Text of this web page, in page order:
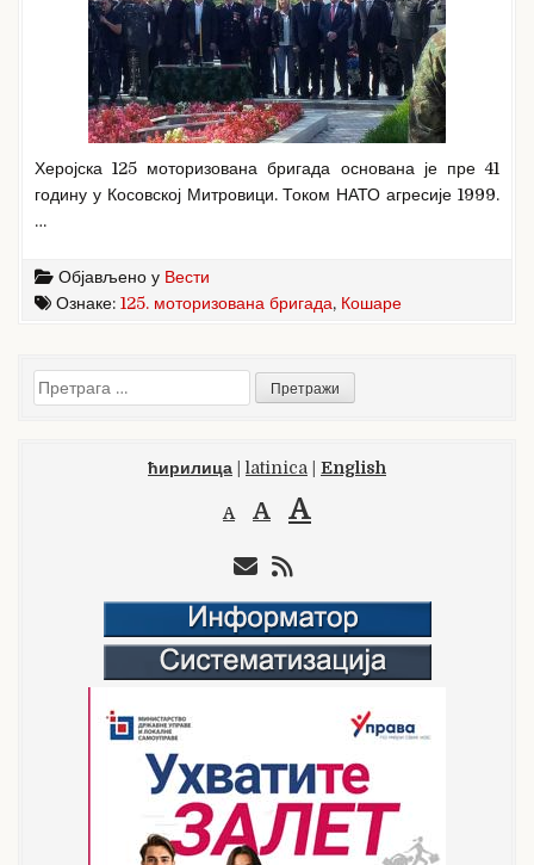
Херојска 125 моторизована бригада основана је пре 41
годину у Косовској Митровици. Током НАТО агресије 1999.
…
Објављено у Вести
Ознаке: 125. моторизована бригада, Кошаре
Претрага
за:
ћирилица latinica English
A A A